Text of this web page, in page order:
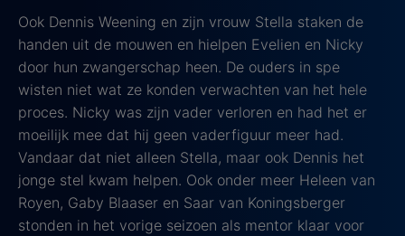
Ook Dennis Weening en zijn vrouw Stella staken de
handen uit de mouwen en hielpen Evelien en Nicky
door hun zwangerschap heen. De ouders in spe
wisten niet wat ze konden verwachten van het hele
proces. Nicky was zijn vader verloren en had het er
moeilijk mee dat hij geen vaderfiguur meer had.
Vandaar dat niet alleen Stella, maar ook Dennis het
jonge stel kwam helpen. Ook onder meer Heleen van
Royen, Gaby Blaaser en Saar van Koningsberger
stonden in het vorige seizoen als mentor klaar voor